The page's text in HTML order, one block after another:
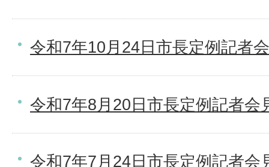
令和7年10月24日市長定例記者
令和7年8月20日市長定例記者会
令和7年7月24日市長定例記者会